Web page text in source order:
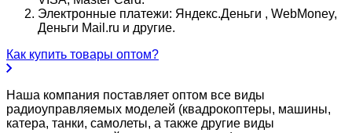
Электронные платежи: Яндекс.Деньги , WebMoney,
Деньги Mail.ru и другие.
Как купить товары оптом?
Наша компания поставляет оптом все виды
радиоуправляемых моделей (квадрокоптеры, машины,
катера, танки, самолеты, а также другие виды